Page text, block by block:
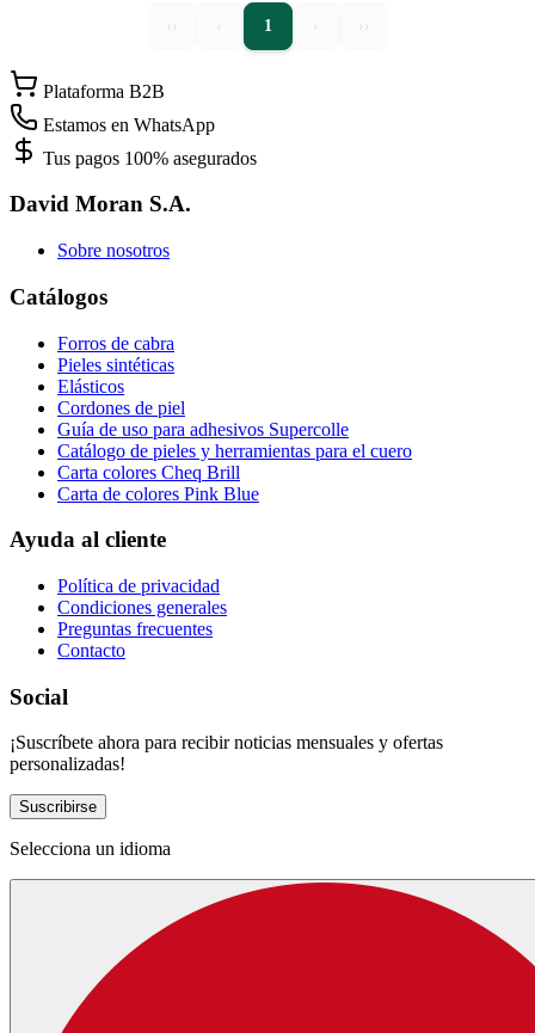
‹‹ ‹ 1 › ››
Plataforma B2B
Estamos en WhatsApp
Tus pagos 100% asegurados
David Moran S.A.
Sobre nosotros
Catálogos
Forros de cabra
Pieles sintéticas
Elásticos
Cordones de piel
Guía de uso para adhesivos Supercolle
Catálogo de pieles y herramientas para el cuero
Carta colores Cheq Brill
Carta de colores Pink Blue
Ayuda al cliente
Política de privacidad
Condiciones generales
Preguntas frecuentes
Contacto
Social
¡Suscríbete ahora para recibir noticias mensuales y ofertas
personalizadas!
Suscribirse
Selecciona un idioma